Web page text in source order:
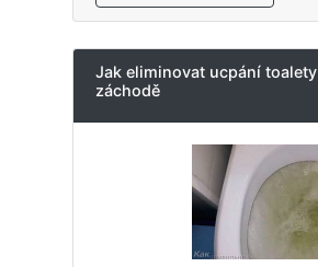
Jak eliminovat ucpání
záchodě